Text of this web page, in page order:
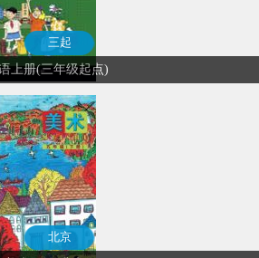
三起
上册(三年级起点)
北京